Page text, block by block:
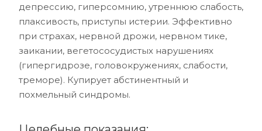
депрессию, гиперсомнию, утреннюю слабость,
плаксивость, приступы истерии. Эффективно
при страхах, нервной дрожи, нервном тике,
заикании, вегетососудистых нарушениях
(гипергидрозе, головокружениях, слабости,
треморе). Купирует абстинентный и
похмельный синдромы.